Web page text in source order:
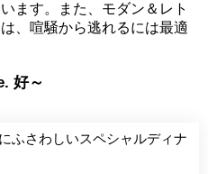
ます。また、モダン＆レト
、喧騒から逃れるには最適
好～
ふさわしいスペシャルディナ